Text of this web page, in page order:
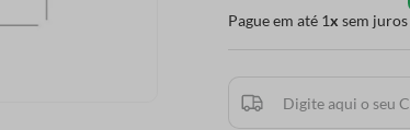
Pague em até 1 sem juros